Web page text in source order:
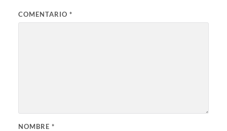
COMENTARIO *
NOMBRE *